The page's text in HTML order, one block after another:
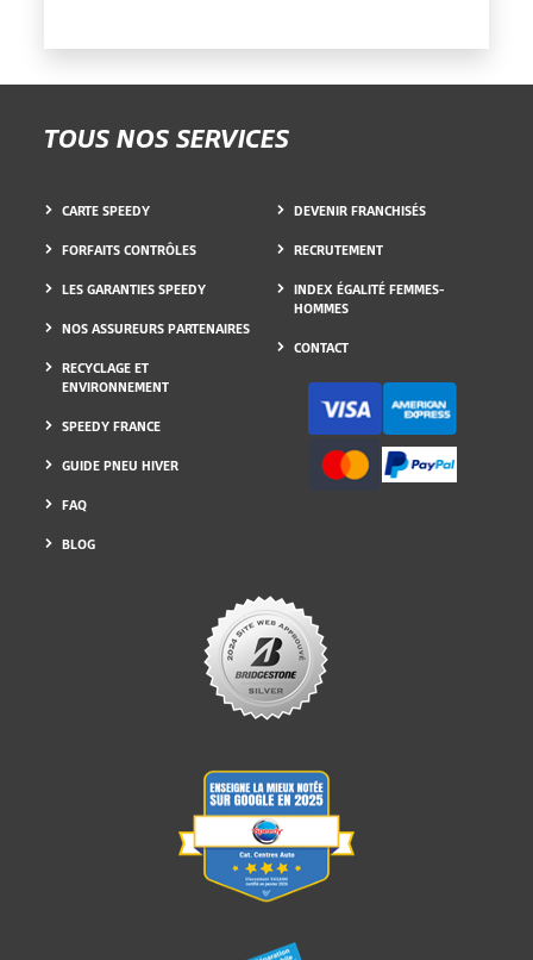
TOUS NOS SERVICES
CARTE SPEEDY
FORFAITS CONTRÔLES
LES GARANTIES SPEEDY
NOS ASSUREURS PARTENAIRES
RECYCLAGE ET
ENVIRONNEMENT
SPEEDY FRANCE
GUIDE PNEU HIVER
FAQ
BLOG
DEVENIR FRANCHISÉS
RECRUTEMENT
INDEX ÉGALITÉ FEMMES-
HOMMES
CONTACT